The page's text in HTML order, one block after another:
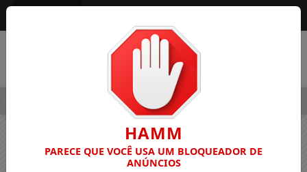
OSVALDO PEDRO DOS SANTOS, O “NEGUINHO DA
HAMM
PARECE QUE VOCÊ USA UM BLOQUEADOR DE
ANÚNCIOS